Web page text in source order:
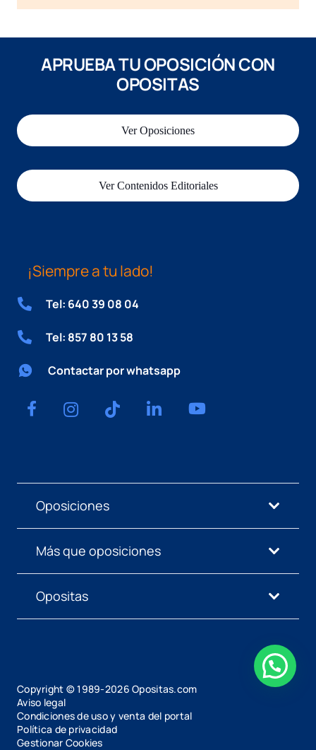
APRUEBA TU OPOSICIÓN CON
OPOSITAS
Ver Oposiciones
Ver Contenidos Editoriales
¡Siempre a tu lado!
Tel: 640 39 08 04
Tel: 857 80 13 58
Contactar por whatsapp
Oposiciones
Más que oposiciones
Opositas
Copyright © 1989-2026 Opositas.com
Aviso legal
Condiciones de uso y venta del portal
Política de privacidad
Gestionar Cookies